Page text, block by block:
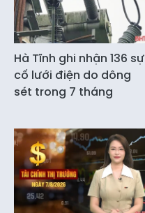
Hà Tĩnh ghi nhận 136 sự
cố lưới điện do dông
sét trong 7 tháng